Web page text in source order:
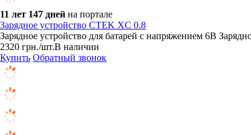
11 лет 147 дней на портале
Зарядное устройство CTEK XC 0.8
Зарядное устройство для батарей с напряжением 6В
2320 грн./шт.В наличии
Купить Обратный звонок